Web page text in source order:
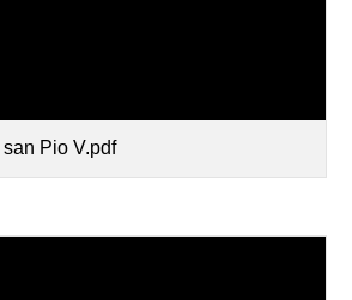
Pio V.pdf